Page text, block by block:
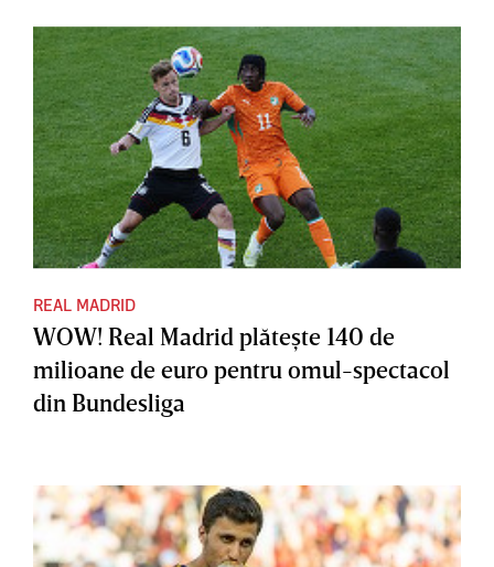
REAL MADRID
WOW! Real Madrid plăteşte 140 de
milioane de euro pentru omul-spectacol
din Bundesliga